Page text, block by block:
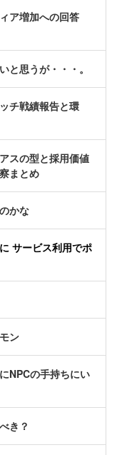
ア増加への回答
と思うが・・・。
チ戦績報告と環
スの型と採用価値
まとめ
かな
サービス利用でポ
ン
NPCの手持ちにい
き？